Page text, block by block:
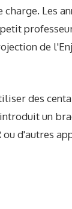
charge. Les
de
des
un
d'autres